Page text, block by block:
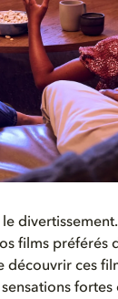
films préférés
découvrir ces
fortes